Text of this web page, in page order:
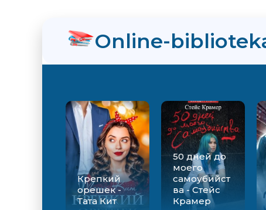
Online-
Крепкий
орешек -
Тата Кит
50 дней до
моего
самоубийст
ва - Стейс
Крамер
Вильмонт